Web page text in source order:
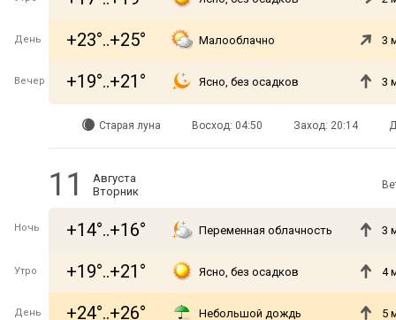
День +23°..+25° Малооблачно 3
Вечер +19°..+21° Ясно, без осадков 3
Старая луна Восход: 04:50 Заход: 20:14
11
Августа
Вторник
Ночь +14°..+16° Переменная облачность 3
Утро +19°..+21° Ясно, без осадков 4
День +24°..+26° Небольшой дождь 5